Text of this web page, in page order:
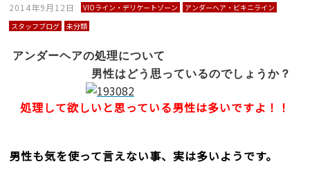
2014年9月12日 VIOライン・デリケートゾーン
アンダーヘア・ビキニライン
スタッフブログ
未分類
アンダーヘアの処理について
男性はどう思っているのでしょうか？
処理して欲しいと思っている男性は多いですよ！！
男性も気を使って言えない事、実は多いようです。